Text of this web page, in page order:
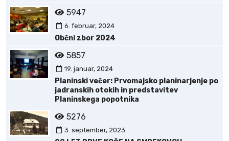
5947
6. februar, 2024
Občni zbor 2024
5857
19. januar, 2024
Planinski večer: Prvomajsko planinarjenje po
jadranskih otokih in predstavitev
Planinskega popotnika
5276
3. september, 2023